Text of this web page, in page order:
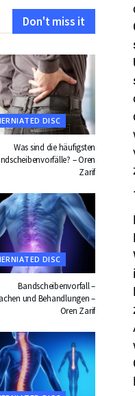
Don't miss it
DISC
Was sind die häufigsten
– Oren
Zarif
DISC
Bandscheibenvorfall –
und Behandlungen –
Oren Zarif